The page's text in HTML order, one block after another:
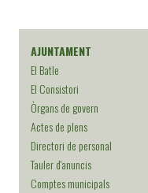
AJUNTAMENT
El Batle
El Consistori
Òrgans de govern
Actes de plens
Directori de personal
Tauler d'anuncis
Comptes municipals